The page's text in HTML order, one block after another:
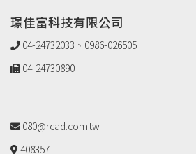
璟佳富科技有限公司
04-24732033、0986-026505
04-24730890
080@rcad.com.tw
408357